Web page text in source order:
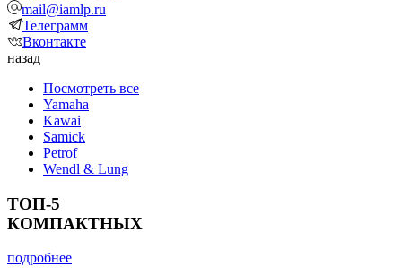
mail@iamlp.ru
Телеграмм
Вконтакте
назад
Посмотреть все
Yamaha
Kawai
Samick
Petrof
Wendl & Lung
ТОП-5
КОМПАКТНЫХ
подробнее